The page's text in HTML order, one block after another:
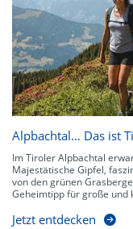
Alpbachtal… Das ist
Im Tiroler Alpbachtal
Majestätische Gipfel,
von den grünen
Geheimtipp für große und
Jetzt entdecken